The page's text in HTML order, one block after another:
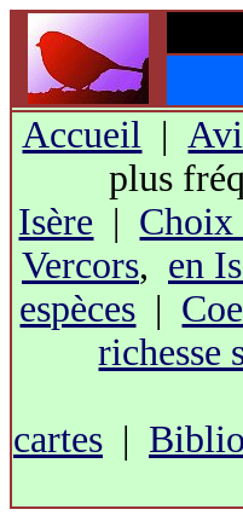
Accueil |
plus
Isère | Choix
Vercors, en
espèces |
richesse
cartes |